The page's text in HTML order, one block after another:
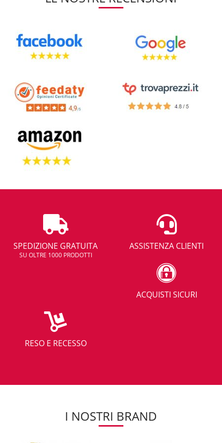
SPEDIZIONE GRATUITA
SU OLTRE 1000 PRODOTTI
ASSISTENZA CLIENTI
ACQUISTI SICURI
RESO E RECESSO
I NOSTRI BRAND